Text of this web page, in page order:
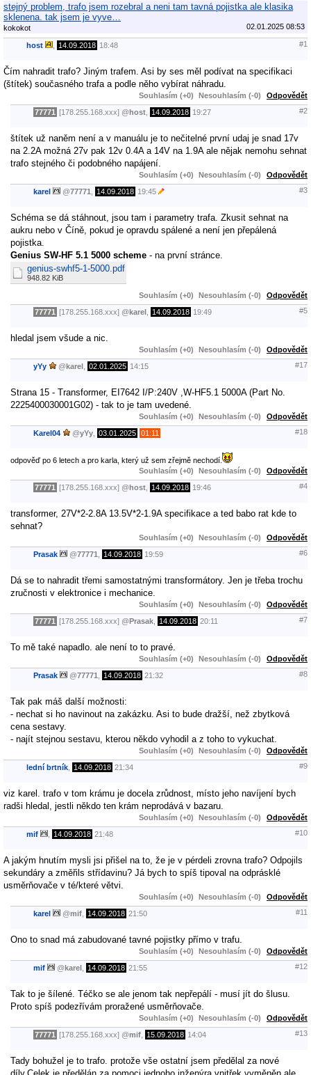
stejný problem, trafo jsem rozebral a neni tam tavná pojistka ale klasika
sklenena. tak jsem je vyve…
kokokot 02.01.2025 08:53
host 14.09.2018 18:48 #1
Čím nahradit trafo? Jiným trafem. Asi by ses měl podívat na specifikaci
(štítek) současného trafa a podle něho vybírat náhradu.
Souhlasím (+0) Nesouhlasím (-0) Odpovědět
77771 [178.255.168.xxx] @host 14.09.2018 19:27 #2
štítek už naněm není a v manuálu je to nečitelné první udaj je snad 17v
na 2.2A možná 27v pak 12v 0.4A a 14V na 1.9A ale nějak nemohu sehnat
trafo stejného či podobného napájení.
Souhlasím (+0) Nesouhlasím (-0) Odpovědět
karel @77771 14.09.2018 19:45 #3
Schéma se dá stáhnout, jsou tam i parametry trafa. Zkusit sehnat na
aukru nebo v Číně, pokud je opravdu spálené a není jen přepálená
pojistka.
Genius SW-HF 5.1 5000 scheme - na první stránce.
genius-swhf5-1-5000.pdf
948.82 KiB
Souhlasím (+0) Nesouhlasím (-0) Odpovědět
77771 [178.255.168.xxx] @ karel 14.09.2018 19:49 #5
hledal jsem všude a nic.
Souhlasím (+0) Nesouhlasím (-0) Odpovědět
yYy @ karel 02.01.2025 14:15 #17
Strana 15 - Transformer, EI7642 I/P:240V ,W-HF5.1 5000A (Part No.
2225400030001G02) - tak to je tam uvedené.
Souhlasím (+0) Nesouhlasím (-0) Odpovědět
Karel04 @yYy 03.01.2025 01:11 #18
odpověď po 6 letech a pro karla, který už sem zřejmě nechodí.
Souhlasím (+0)
Nesouhlasím (-0) Odpovědět
77771 [178.255.168.xxx] @host 14.09.2018 19:46 #4
transformer, 27V*2-2.8A 13.5V*2-1.9A specifikace a ted babo rat kde to
sehnat?
Souhlasím (+0) Nesouhlasím (-0) Odpovědět
Prasak @77771 14.09.2018 19:59 #6
Dá se to nahradit třemi samostatnými transformátory. Jen je třeba trochu
zručnosti v elektronice i mechanice.
Souhlasím (+0) Nesouhlasím (-0) Odpovědět
77771 [178.255.168.xxx] @Prasak 14.09.2018 20:11 #7
To mě také napadlo. ale není to to pravé.
Souhlasím (+0) Nesouhlasím (-0) Odpovědět
Prasak @77771 14.09.2018 21:32 #8
Tak pak máš další možnosti:
- nechat si ho navinout na zakázku. Asi to bude dražší, než zbytková
cena sestavy.
- najít stejnou sestavu, kterou někdo vyhodil a z toho to vykuchat.
Souhlasím (+0) Nesouhlasím (-0) Odpovědět
lední brtník 14.09.2018 21:34 #9
viz karel. trafo v tom krámu je docela zrůdnost, místo jeho navíjení bych
radši hledal, jestli někdo ten krám neprodává v bazaru.
Souhlasím (+0) Nesouhlasím (-0) Odpovědět
mif 14.09.2018 21:48 #10
A jakým hnutím mysli jsi přišel na to, že je v pérdeli zrovna trafo? Odpojils
sekundáry a změřils střídavinu? Já bych to spíš tipoval na odprásklé
usměrňovače v té/které větvi.
Souhlasím (+0) Nesouhlasím (-0) Odpovědět
karel @mif 14.09.2018 21:50 #11
Ono to snad má zabudované tavné pojistky přímo v trafu.
Souhlasím (+0) Nesouhlasím (-0) Odpovědět
mif @karel 14.09.2018 21:55 #12
Tak to je šílené. Téčko se ale jenom tak nepřepálí - musí jít do šlusu.
Proto spíš podezřívám proražené usměrňovače.
Souhlasím (+0) Nesouhlasím (-0) Odpovědět
77771 [178.255.168.xxx] @mif 15.09.2018 14:04 #13
Tady bohužel je to trafo. protože vše ostatní jsem předělal za nové